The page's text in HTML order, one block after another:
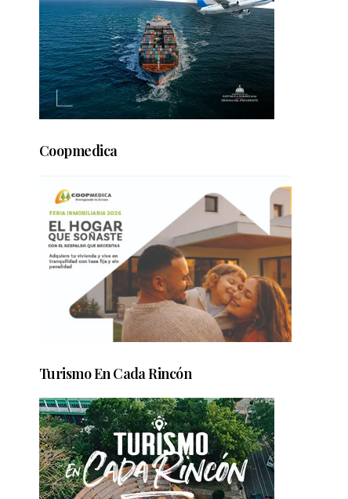
Coopmedica
Turismo En Cada Rincón